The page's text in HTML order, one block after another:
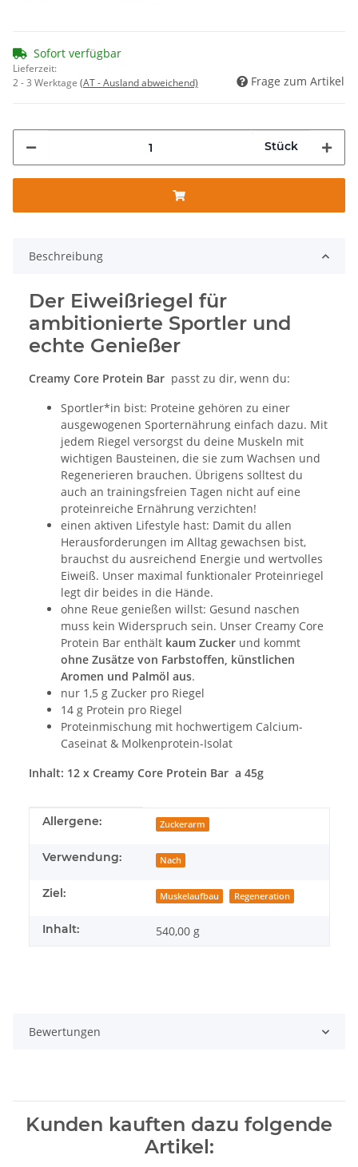
Sofort verfügbar
Lieferzeit:
2 - 3 Werktage (AT - Ausland abweichend) Frage zum Artikel
Stück
Beschreibung
Der Eiweißriegel für
ambitionierte Sportler und
echte Genießer
Creamy Core Protein Bar passt zu dir, wenn du:
Sportler*in bist: Proteine gehören zu einer
ausgewogenen Sporternährung einfach dazu. Mit
jedem Riegel versorgst du deine Muskeln mit
wichtigen Bausteinen, die sie zum Wachsen und
Regenerieren brauchen. Übrigens solltest du
auch an trainingsfreien Tagen nicht auf eine
proteinreiche Ernährung verzichten!
einen aktiven Lifestyle hast: Damit du allen
Herausforderungen im Alltag gewachsen bist,
brauchst du ausreichend Energie und wertvolles
Eiweiß. Unser maximal funktionaler Proteinriegel
legt dir beides in die Hände.
ohne Reue genießen willst: Gesund naschen
muss kein Widerspruch sein. Unser Creamy Core
Protein Bar enthält kaum Zucker und kommt
ohne Zusätze von Farbstoffen, künstlichen
Aromen und Palmöl aus.
nur 1,5 g Zucker pro Riegel
14 g Protein pro Riegel
Proteinmischung mit hochwertigem Calcium-
Caseinat & Molkenprotein-Isolat
Inhalt: 12 x Creamy Core Protein Bar a 45g
Produkteigenschaft
Wert
Allergene: Zuckerarm
Verwendung: Nach
Ziel: Muskelaufbau Regeneration
Inhalt: 540,00 g
Bewertungen
Kunden kauften dazu folgende
Artikel: